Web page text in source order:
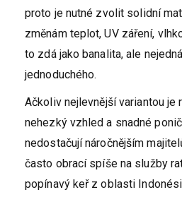
proto je nutné zvolit solidní
změnám teplot, UV záření,
to zdá jako banalita, ale
jednoduchého.
Ačkoliv nejlevnější variantou je
nehezký vzhled a snadné
nedostačují náročnějším
často obrací spíše na služby
popínavý keř z oblasti